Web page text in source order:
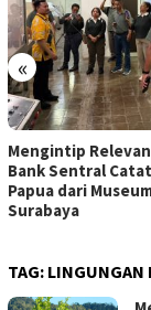
«
Mengintip
Bank Sentral
Papua dari
Surabaya
TAG: LINGUNGAN